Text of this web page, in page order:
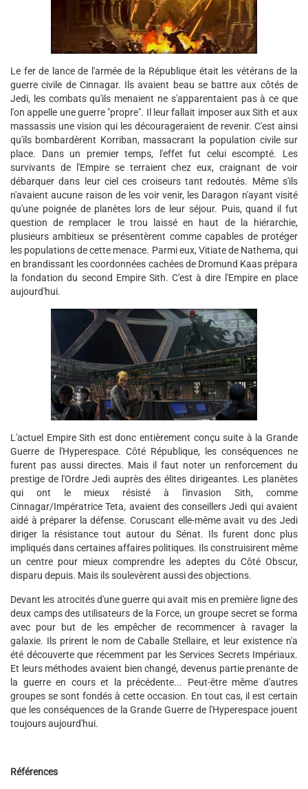
Le fer de lance de l'armée de la République était les vétérans de la
guerre civile de Cinnagar. Ils avaient beau se battre aux côtés de
Jedi, les combats qu'ils menaient ne s'apparentaient pas à ce que
l'on appelle une guerre "propre". Il leur fallait imposer aux Sith et aux
massassis une vision qui les décourageraient de revenir. C'est ainsi
qu'ils bombardèrent Korriban, massacrant la population civile sur
place. Dans un premier temps, l'effet fut celui escompté. Les
survivants de l'Empire se terraient chez eux, craignant de voir
débarquer dans leur ciel ces croiseurs tant redoutés. Même s'ils
n'avaient aucune raison de les voir venir, les Daragon n'ayant visité
qu'une poignée de planètes lors de leur séjour. Puis, quand il fut
question de remplacer le trou laissé en haut de la hiérarchie,
plusieurs ambitieux se présentèrent comme capables de protéger
les populations de cette menace. Parmi eux, Vitiate de Nathema, qui
en brandissant les coordonnées cachées de Dromund Kaas prépara
la fondation du second Empire Sith. C'est à dire l'Empire en place
aujourd'hui.
L'actuel Empire Sith est donc entièrement conçu suite à la Grande
Guerre de l'Hyperespace. Côté République, les conséquences ne
furent pas aussi directes. Mais il faut noter un renforcement du
prestige de l'Ordre Jedi auprès des élites dirigeantes. Les planètes
qui ont le mieux résisté à l'invasion Sith, comme
Cinnagar/Impératrice Teta, avaient des conseillers Jedi qui avaient
aidé à préparer la défense. Coruscant elle-même avait vu des Jedi
diriger la résistance tout autour du Sénat. Ils furent donc plus
impliqués dans certaines affaires politiques. Ils construisirent même
un centre pour mieux comprendre les adeptes du Côté Obscur,
disparu depuis. Mais ils soulevèrent aussi des objections.
Devant les atrocités d'une guerre qui avait mis en première ligne des
deux camps des utilisateurs de la Force, un groupe secret se forma
avec pour but de les empêcher de recommencer à ravager la
galaxie. Ils prirent le nom de Caballe Stellaire, et leur existence n'a
été découverte que récemment par les Services Secrets Impériaux.
Et leurs méthodes avaient bien changé, devenus partie prenante de
la guerre en cours et la précédente... Peut-être même d'autres
groupes se sont fondés à cette occasion. En tout cas, il est certain
que les conséquences de la Grande Guerre de l'Hyperespace jouent
toujours aujourd'hui.
Références